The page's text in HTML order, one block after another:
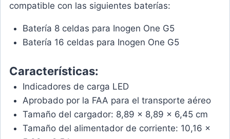
compatible con las siguientes baterías:
Batería 8 celdas para Inogen One G5
Batería 16 celdas para Inogen One G5
Características:
Indicadores de carga LED
Aprobado por la FAA para el transporte aéreo
Tamaño del cargador: 8,89 x 8,89 x 6,45 cm
Tamaño del alimentador de corriente: 10,16 x